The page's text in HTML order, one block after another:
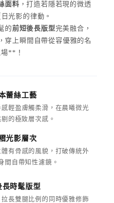
面料 ，打造若隱若現的微透
光影的律動。
的前短後長版型完美融合，
穿上瞬間自帶從容優雅的名
**！
蕾絲工藝
輕盈膚觸柔滑，在晨曦微光
的極致層次感。
光影層次
有骨感的風貌，打破傳統外
間自帶知性濾鏡。
長時髦版型
長雙腿比例的同時優雅修飾